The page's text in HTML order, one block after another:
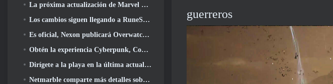
guerreros
La próxima actualización de Marvel Rivals lleva la lucha a los dioses
Los cambios siguen llegando a RuneScape. Esta vez es vivienda para jugadores
Es oficial, Nexon publicará Overwatch en Corea del Sur en el futuro
Obtén la experiencia Cyberpunk, Completo con ciberpsicosis, En el próximo evento cruzado de Apex Legends
Dirígete a la playa en la última actualización de Palia
Netmarble comparte más detalles sobre el próximo juego de nivelación en solitario, Nivelación en solitario: KARMA en la Anime Expo